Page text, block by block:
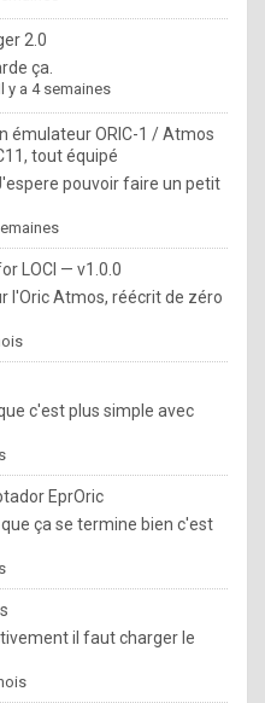
2.0
ça.
y a 4 semaines
émulateur ORIC-1 / Atmos
tout équipé
pouvoir faire un petit
LOCI — v1.0.0
l'Oric Atmos, réécrit de zéro
c'est plus simple avec
EprOric
ça se termine bien c'est
il faut charger le